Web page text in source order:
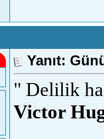
Yanıt:
" Delilik
Victor